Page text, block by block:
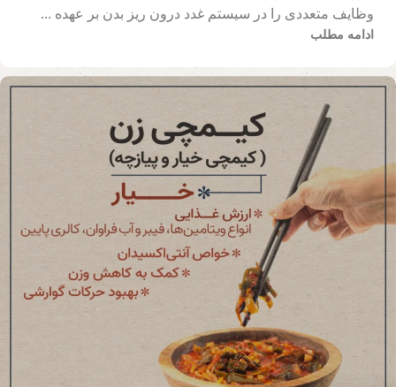
وظایف متعددی را در سیستم غدد درون ریز بدن بر عهده ...
ادامه مطلب